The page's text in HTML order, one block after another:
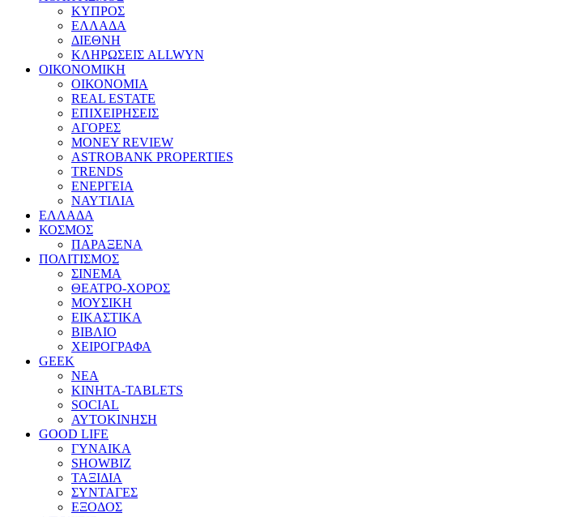
ΚΥΠΡΟΣ
ΕΛΛΑΔΑ
ΔΙΕΘΝΗ
ΚΛΗΡΩΣΕΙΣ ALLWYN
ΟΙΚΟΝΟΜΙΚΗ
ΟΙΚΟΝΟΜΙΑ
REAL ESTATE
ΕΠΙΧΕΙΡΗΣΕΙΣ
ΑΓΟΡΕΣ
MONEY REVIEW
ASTROBANK PROPERTIES
TRENDS
ΕΝΕΡΓΕΙΑ
ΝΑΥΤΙΛΙΑ
ΕΛΛΑΔΑ
ΚΟΣΜΟΣ
ΠΑΡΑΞΕΝΑ
ΠΟΛΙΤΙΣΜΟΣ
ΣΙΝΕΜΑ
ΘΕΑΤΡΟ-ΧΟΡΟΣ
ΜΟΥΣΙΚΗ
ΕΙΚΑΣΤΙΚΑ
ΒΙΒΛΙΟ
ΧΕΙΡΟΓΡΑΦΑ
GEEK
ΝΕΑ
ΚΙΝΗΤΑ-TABLETS
SOCIAL
ΑΥΤΟΚΙΝΗΣΗ
GOOD LIFE
ΓΥΝΑΙΚΑ
SHOWBIZ
ΤΑΞΙΔΙΑ
ΣΥΝΤΑΓΕΣ
ΕΞΟΔΟΣ